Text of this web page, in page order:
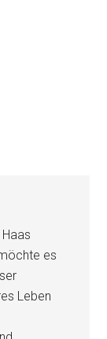
es
Leben